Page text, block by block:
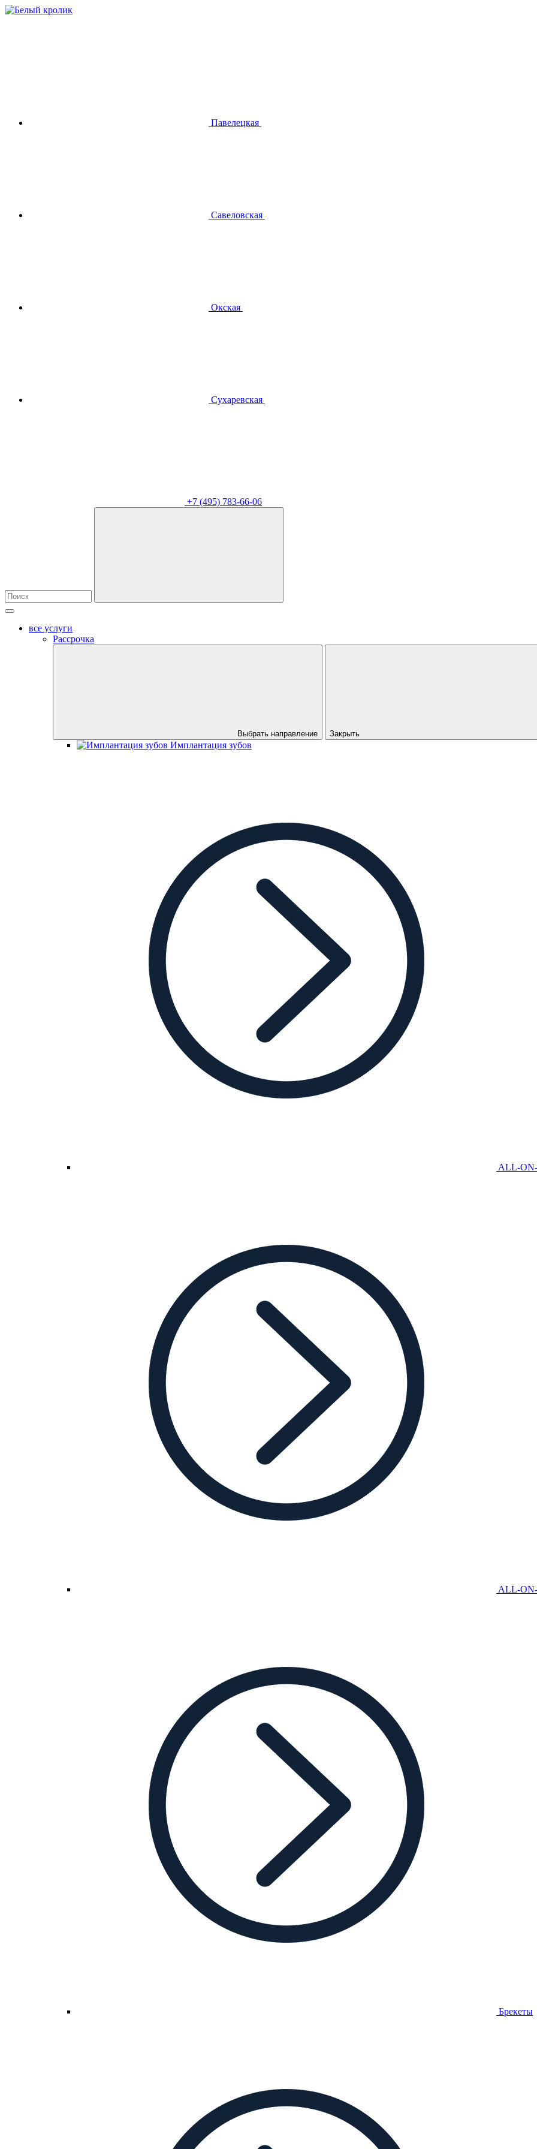
Павелецкая
Савеловская
Окская
Сухаревская
+7 (495) 783-66-06
все услуги
Рассрочка
Выбрать направление Закрыть
Имплантация зубов
ALL-
ALL-
Брекеты